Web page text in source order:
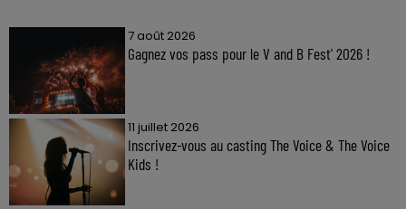
7 août 2026
Gagnez vos pass pour le V and B Fest' 2026 !
11 juillet 2026
Inscrivez-vous au casting The Voice & The Voice
Kids !